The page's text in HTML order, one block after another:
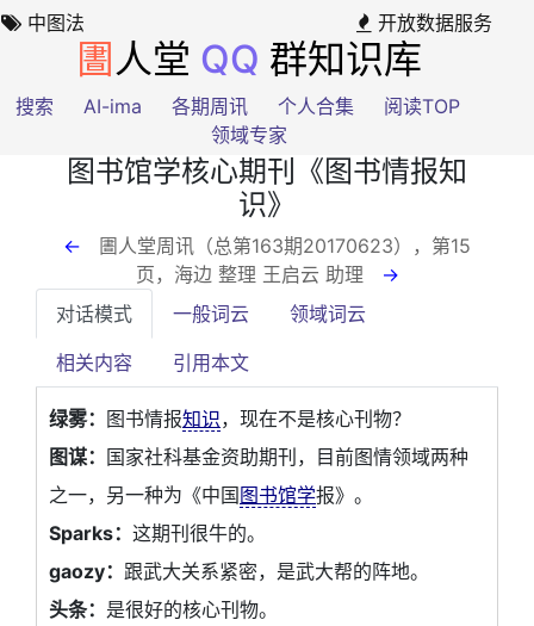
中图法 开放数据服务
圕 人堂 QQ 群知识库
搜索 AI-ima 各期周讯 个人合集
阅读TOP
领域专家
图书馆学核心期刊《图书情报知
识》
←
圕人堂周讯（总第163期20170623），第15
页 ，海边 整理 王启云 助理
→
对话模式
一般词云 领域词云
相关内容 引用本文
绿雾： 图书情报知识，现在不是核心刊物？
图谋： 国家社科基金资助期刊，目前图情领域两种
之一，另一种为《中国图书馆学报》。
Sparks： 这期刊很牛的。
gaozy： 跟武大关系紧密，是武大帮的阵地。
头条： 是很好的核心刊物。